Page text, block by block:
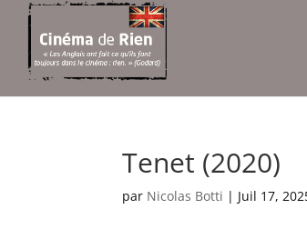
Tenet (2020)
par Nicolas Botti | Juil 17,